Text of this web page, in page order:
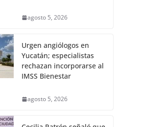
agosto 5, 2026
Urgen angiólogos en
Yucatán; especialistas
rechazan incorporarse al
IMSS Bienestar
agosto 5, 2026